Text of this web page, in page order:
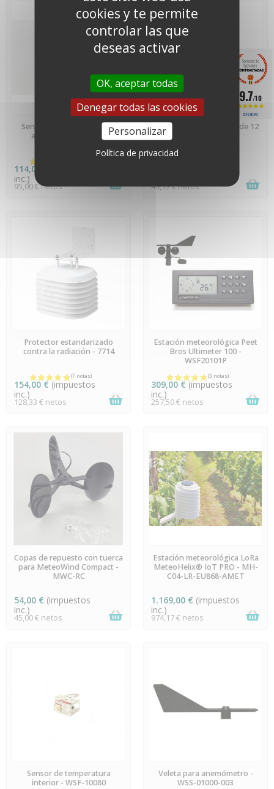
Sensor de temperatura de
acero inoxidable con
Instruments - 6475
114,00 €
inc.)
95,00 € netos
Cable de 4 conductores de 12
49,17 € netos
EN STOCK
Protector estandarizado
contra la radiación - 7714
154,00 € (impuestos
inc.)
128,33 € netos
EN STOCK
Estación meteorológica Peet
Bros Ultimeter 100 -
WSF20101P
309,00 € (impuestos
inc.)
257,50 € netos
EN STOCK
Copas de repuesto con tuerca
para MeteoWind Compact -
MWC-RC
54,00 € (impuestos
inc.)
45,00 € netos
EN STOCK
Estación meteorológica LoRa
MeteoHelix® IoT PRO - MH-
C04-LR-EU868-AMET
1.169,00 € (impuestos
inc.)
974,17 € netos
ÚLTIMAS UNIDADES EN
STOCK
Sensor de temperatura
interior - WSF-10080
EN STOCK
Veleta para anemómetro -
WSS-01000-003
9.7/10
1243 NOTAS
cookies y te permite
controlar las que
deseas activar
OK, aceptar todas
Denegar todas las cookies
Personalizar
Política de privacidad